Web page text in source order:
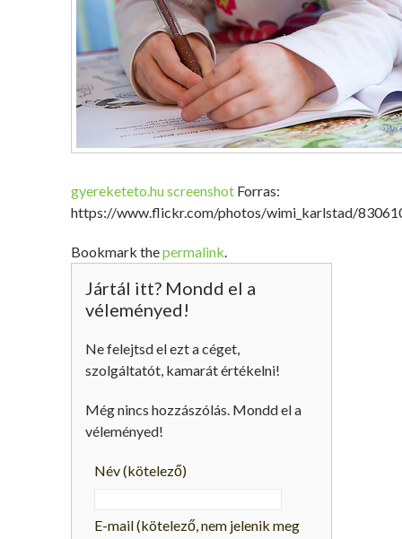
gyereketeto.hu screenshot Forras:
https://www.flickr.com/photos/wimi_karlstad/
Bookmark thepermalink.
Jártál itt? Mondd el a
véleményed!
Ne felejtsd el ezt a céget,
szolgáltatót, kamarát értékelni!
Még nincs hozzászólás. Mondd el a
véleményed!
Név(kötelező)
E-mail(kötelező, nem jelenik meg